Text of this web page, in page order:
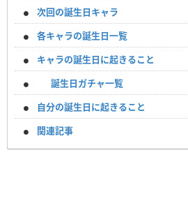
次回の誕生日キャラ
各キャラの誕生日一覧
キャラの誕生日に起きること
誕生日ガチャ一覧
自分の誕生日に起きること
関連記事